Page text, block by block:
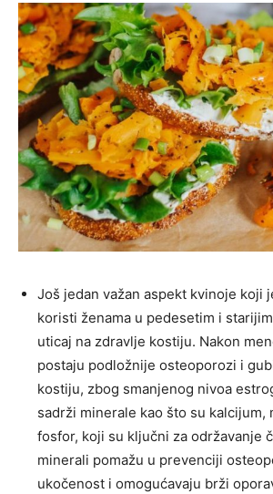
Još jedan važan aspekt kvinoje koji
koristi ženama u pedesetim i
uticaj na zdravlje kostiju. Nakon
postaju podložnije osteoporozi i
kostiju, zbog smanjenog nivoa
sadrži minerale kao što su kalcijum,
fosfor, koji su ključni za održavanje
minerali pomažu u prevenciji
ukočenost i omogućavaju brži